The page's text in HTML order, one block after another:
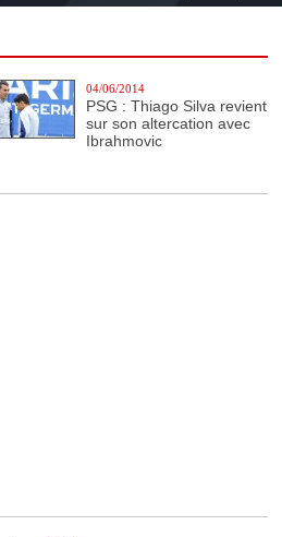
04/06/2014
PSG : Thiago Silva revient
sur son altercation avec
Ibrahmovic